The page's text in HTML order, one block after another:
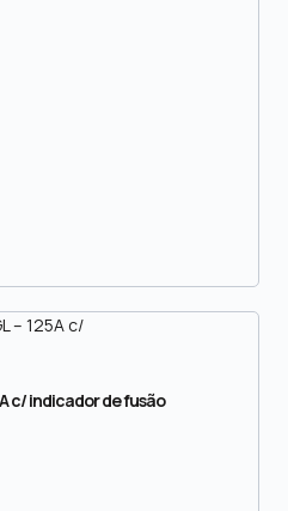
c/ indicador de fusão